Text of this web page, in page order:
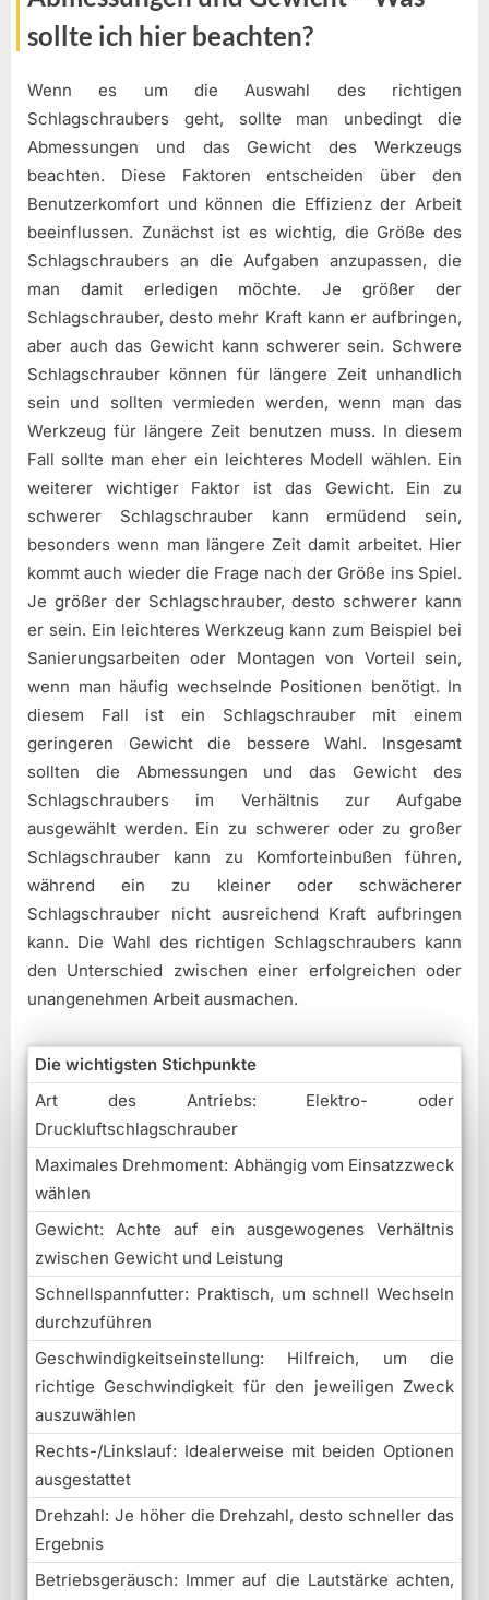
sollte ich hier beachten?
Wenn es um die Auswahl des richtigen
Schlagschraubers geht, sollte man unbedingt die
Abmessungen und das Gewicht des Werkzeugs
beachten. Diese Faktoren entscheiden über den
Benutzerkomfort und können die Effizienz der Arbeit
beeinflussen. Zunächst ist es wichtig, die Größe des
Schlagschraubers an die Aufgaben anzupassen, die
man damit erledigen möchte. Je größer der
Schlagschrauber, desto mehr Kraft kann er aufbringen,
aber auch das Gewicht kann schwerer sein. Schwere
Schlagschrauber können für längere Zeit unhandlich
sein und sollten vermieden werden, wenn man das
Werkzeug für längere Zeit benutzen muss. In diesem
Fall sollte man eher ein leichteres Modell wählen. Ein
weiterer wichtiger Faktor ist das Gewicht. Ein zu
schwerer Schlagschrauber kann ermüdend sein,
besonders wenn man längere Zeit damit arbeitet. Hier
kommt auch wieder die Frage nach der Größe ins Spiel.
Je größer der Schlagschrauber, desto schwerer kann
er sein. Ein leichteres Werkzeug kann zum Beispiel bei
Sanierungsarbeiten oder Montagen von Vorteil sein,
wenn man häufig wechselnde Positionen benötigt. In
diesem Fall ist ein Schlagschrauber mit einem
geringeren Gewicht die bessere Wahl. Insgesamt
sollten die Abmessungen und das Gewicht des
Schlagschraubers im Verhältnis zur Aufgabe
ausgewählt werden. Ein zu schwerer oder zu großer
Schlagschrauber kann zu Komforteinbußen führen,
während ein zu kleiner oder schwächerer
Schlagschrauber nicht ausreichend Kraft aufbringen
kann. Die Wahl des richtigen Schlagschraubers kann
den Unterschied zwischen einer erfolgreichen oder
unangenehmen Arbeit ausmachen.
Die wichtigsten Stichpunkte
Art des Antriebs: Elektro- oder
Druckluftschlagschrauber
Maximales Drehmoment: Abhängig vom Einsatzzweck
wählen
Gewicht: Achte auf ein ausgewogenes Verhältnis
zwischen Gewicht und Leistung
Schnellspannfutter: Praktisch, um schnell Wechseln
durchzuführen
Geschwindigkeitseinstellung: Hilfreich, um die
richtige Geschwindigkeit für den jeweiligen Zweck
auszuwählen
Rechts-/Linkslauf: Idealerweise mit beiden Optionen
ausgestattet
Drehzahl: Je höher die Drehzahl, desto schneller das
Ergebnis
Betriebsgeräusch: Immer auf die Lautstärke achten,